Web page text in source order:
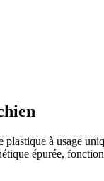
à usage
épurée,